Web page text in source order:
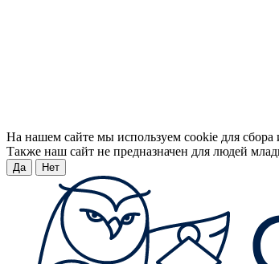
На нашем сайте мы используем cookie для
Также наш сайт не предназначен для людей
Да Нет